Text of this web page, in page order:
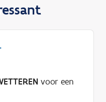
voor een